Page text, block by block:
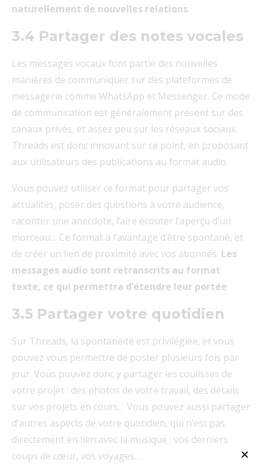
naturellement de nouvelles relations.
3.4 Partager des notes vocales
Les messages vocaux font partie des nouvelles
manières de communiquer sur des plateformes de
messagerie comme WhatsApp et Messenger. Ce mode
de communication est généralement présent sur des
canaux privés, et assez peu sur les réseaux sociaux.
Threads est donc innovant sur ce point, en proposant
aux utilisateurs des publications au format audio.
Vous pouvez utiliser ce format pour partager vos
actualités, poser des questions à votre audience,
raconter une anecdote, faire écouter l’aperçu d’un
morceau… Ce format a l’avantage d’être spontané, et
de créer un lien de proximité avec vos abonnés. Les
messages audio sont retranscrits au format
texte, ce qui permettra d’étendre leur portée.
3.5 Partager votre quotidien
Sur Threads, la spontanéité est privilégiée, et vous
pouvez vous permettre de poster plusieurs fois par
jour. Vous pouvez donc y partager les coulisses de
votre projet : des photos de votre travail, des détails
sur vos projets en cours… Vous pouvez aussi partager
d’autres aspects de votre quotidien, qui n’est pas
directement en lien avec la musique : vos derniers
coups de cœur, vos voyages…